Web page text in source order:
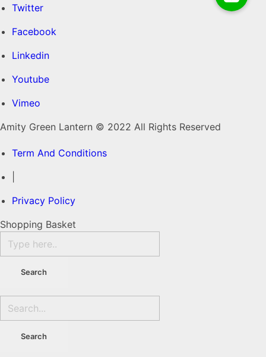
Twitter
Facebook
Linkedin
Youtube
Vimeo
Amity Green Lantern © 2022 All Rights Reserved
Term And Conditions
Privacy Policy
Shopping Basket